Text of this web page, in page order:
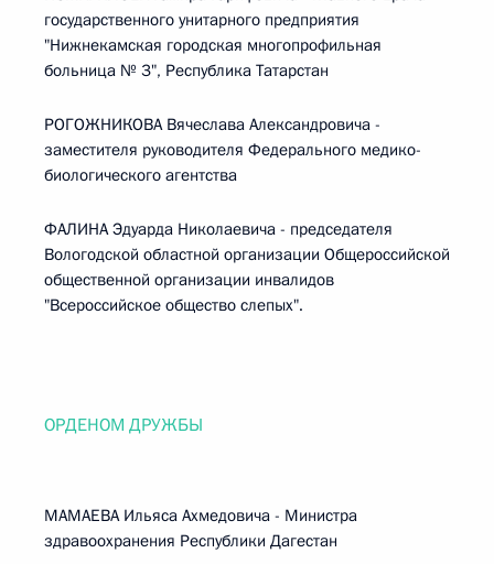
государственного унитарного предприятия
"Нижнекамская городская многопрофильная
больница № 3", Республика Татарстан
РОГОЖНИКОВА Вячеслава Александровича -
заместителя руководителя Федерального медико-
биологического агентства
ФАЛИНА Эдуарда Николаевича - председателя
Вологодской областной организации Общероссийской
общественной организации инвалидов
"Всероссийское общество слепых".
ОРДЕНОМ ДРУЖБЫ
МАМАЕВА Ильяса Ахмедовича - Министра
здравоохранения Республики Дагестан